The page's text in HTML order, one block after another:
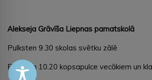
Alekseja Grāvīša Liepnas pamatskolā
Pulksten 9.30 skolas svētku zālē
Pulksten 10.20 kopsapulce vecākiem un